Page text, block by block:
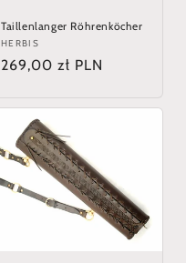
Taillenlanger Röhrenköcher
Anbieter:
HERBIS
Normaler
269,00 zł PLN